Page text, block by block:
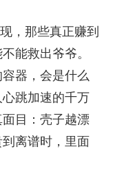
，那些真正赚到
能救出爷爷。
器，会是什么
跳加速的千万
目：壳子越漂
离谱时，里面